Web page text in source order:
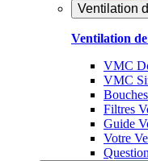
Ventilation
Ventilation
VMC
VMC
Filtres
Guide
Votre